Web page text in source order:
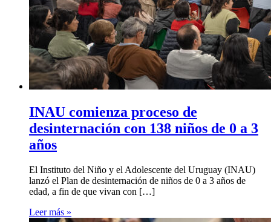
INAU comienza proceso de
desinternación con 138 niños de 0 a 3
años
El Instituto del Niño y el Adolescente del Uruguay (INAU)
lanzó el Plan de desinternación de niños de 0 a 3 años de
edad, a fin de que vivan con […]
Leer más »